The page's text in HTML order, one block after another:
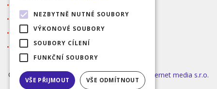
Reklamace
Přihlášení
Registrace
©2026 MODA ČAPEK s.r.o. Made by
INIZIO Internet media s.r.o.
|
nastavení cookies
NEZBYTNĚ NUTNÉ SOUBORY
VÝKONOVÉ SOUBORY
SOUBORY CÍLENÍ
FUNKČNÍ SOUBORY
VŠE PŘIJMOUT VŠE ODMÍTNOUT